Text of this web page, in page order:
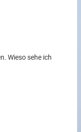
Wieso sehe ich